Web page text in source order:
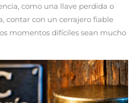
como una llave perdida o
contar con un cerrajero fiable
momentos difíciles sean mucho